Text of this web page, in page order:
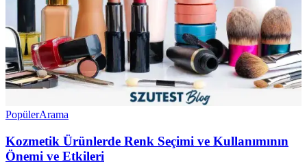
PopülerArama
Kozmetik Ürünlerde Renk Seçimi ve Kullanımının
Önemi ve Etkileri